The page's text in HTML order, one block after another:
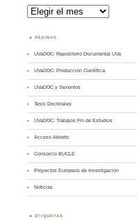
Archivos
PÁGINAS
UVaDOC: Repositorio Documental UVa
UVaDOC: Producción Científica
UVaDOC y Sexenios
Tesis Doctorales
UVaDOC: Trabajos Fin de Estudios
Acceso Abierto
Consorcio BUCLE
Proyectos Europeos de Investigación
Noticias
ETIQUETAS